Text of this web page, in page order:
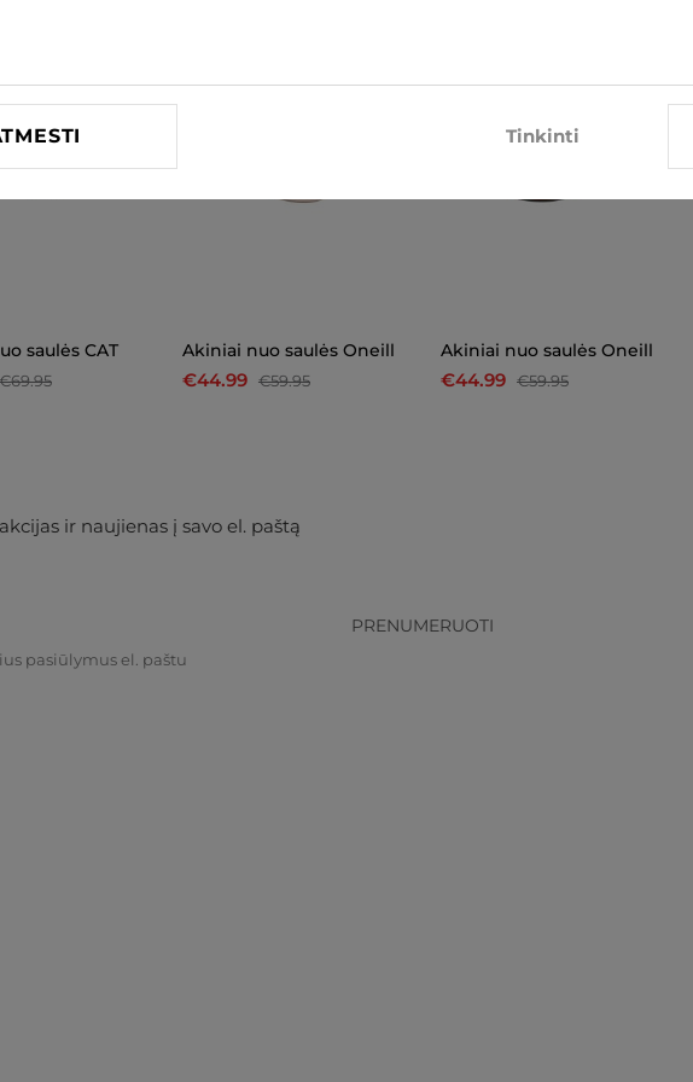
saulės CAT
€69.95
Akiniai nuo saulės Oneill
€44.99 €59.95
Akiniai nuo saulės Oneill
€44.99 €59.95
ir naujienas į savo el. paštą
PRENUMERUOTI
pasiūlymus el. paštu
Tinkinti